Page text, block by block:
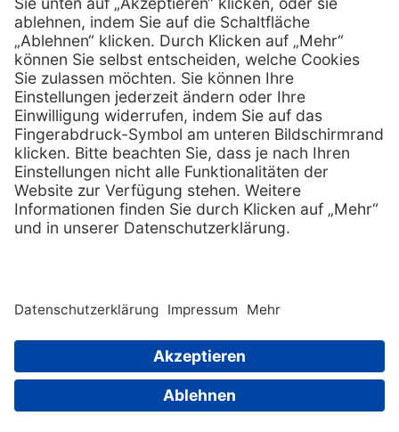
Services
Serviceversprechen
Sprechstundenbedarf
Retoure anmelden
Hilfe
FAQs
Kontakt
Lob & Kritik
Zertifikat Rechtliches
Impressum
Datenschutz
AGB
Copyright © 2026 PxD Praxis-Discount GmbH. All rights
Wir beliefern ausschließlich Fachkreise. Ausgewiesene Preise